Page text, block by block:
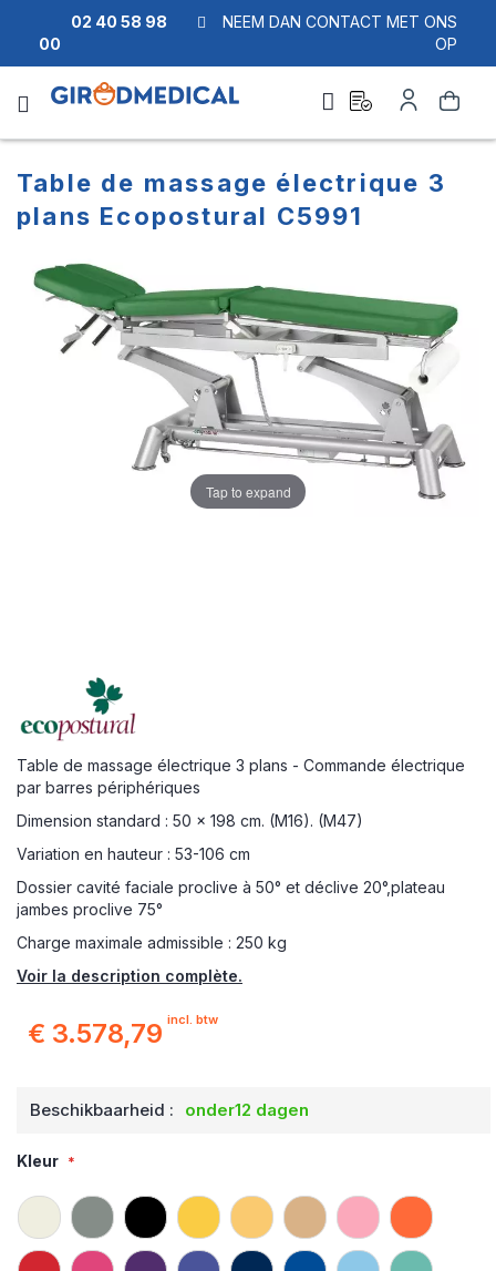
02 40 58 98
00
NEEM DAN CONTACT MET ONS
OP
Zoek
quote
Table de massage électrique 3
plans Ecopostural C5991
Table de massage électrique 3 plans - Commande électrique
par barres périphériques
Dimension standard : 50 x 198 cm. (M16). (M47)
Variation en hauteur : 53-106 cm
Dossier cavité faciale proclive à 50° et déclive 20°,plateau
jambes proclive 75°
Charge maximale admissible : 250 kg
Voir la description complète.
€ 3.578,79 incl. btw
Beschikbaarheid : onder12 dagen
Kleur
naar
naar
Tap to expand